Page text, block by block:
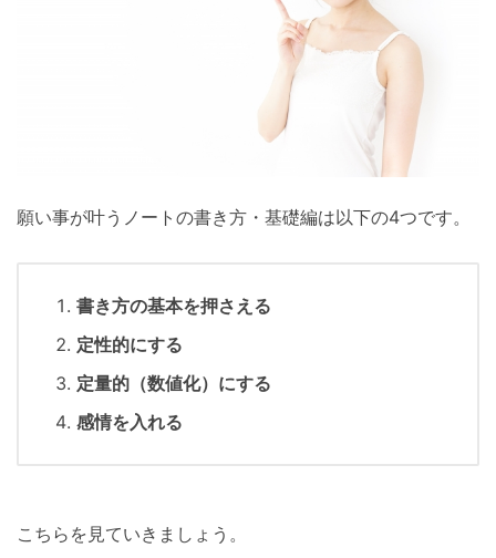
願い事が叶うノートの書き方・基礎編は以下の4つです。
書き方の基本を押さえる
定性的にする
定量的（数値化）にする
感情を入れる
こちらを見ていきましょう。